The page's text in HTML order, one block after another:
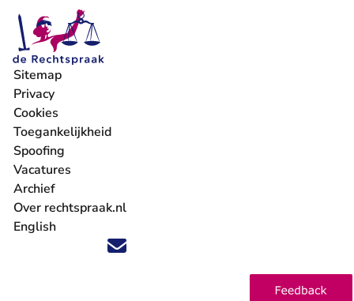
Volg ons op X (Twitter) - U verlaat Rechtspraak.nl
Volg ons op Facebook - U verlaat Rechtspraak.nl
Volg ons op Instagram - U verlaat Rechtspraak.nl
Volg ons op Youtube - U verlaat Rechtspraak.nl
Volg ons op LinkedIn - U verlaat
'Blijf op de hoogte' nieuwsbrief - U verlaat
Sitemap
Privacy
Cookies
Toegankelijkheid
Spoofing
Vacatures
- U verlaat Rechtspraak.nl
Archief
Over rechtspraak.nl
English